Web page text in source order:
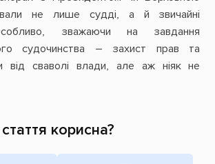
не лише судді, а й звичайні
зважаючи на завдання
судочинства – захист прав та
від сваволі влади, але аж ніяк не
корисна?